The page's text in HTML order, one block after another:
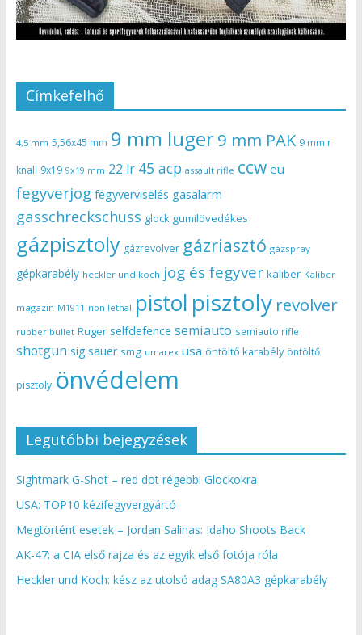
Címkefelhő
4,5 mm 5,56x45 mm 9 mm luger9 mm PAK 9 mm r
knall 9x19 9x19 mm 22 lr 45 acp assault rifle ccw eu
fegyverjog fegyverviselés gasalarm
gasschreckschuss glock gumilövedékes
gázpisztoly gázrevolver gázriasztó gázspray
gépkarabély heckler und koch jog és fegyver kaliber Kaliber
magazin M1911 non lethal pistol pisztoly revolver
rubber bullet Ruger selfdefence semiauto semiauto rifle
shotgun sig sauer smg umarex usa öntöltő karabély öntöltő
pisztoly önvédelem
Legutóbbi bejegyzések
Sightmark G-Shot – red dot régebbi Glockokra
USA: TOP10 kézifegyvergyártó
Megtörtént esetek – Jordan Salinas: Idaho Shoots Back
AK-47: a CIA első rajza és az egyik első fotója róla
Heckler und Koch: kész az utolsó adag SA80A3 gépkarabély